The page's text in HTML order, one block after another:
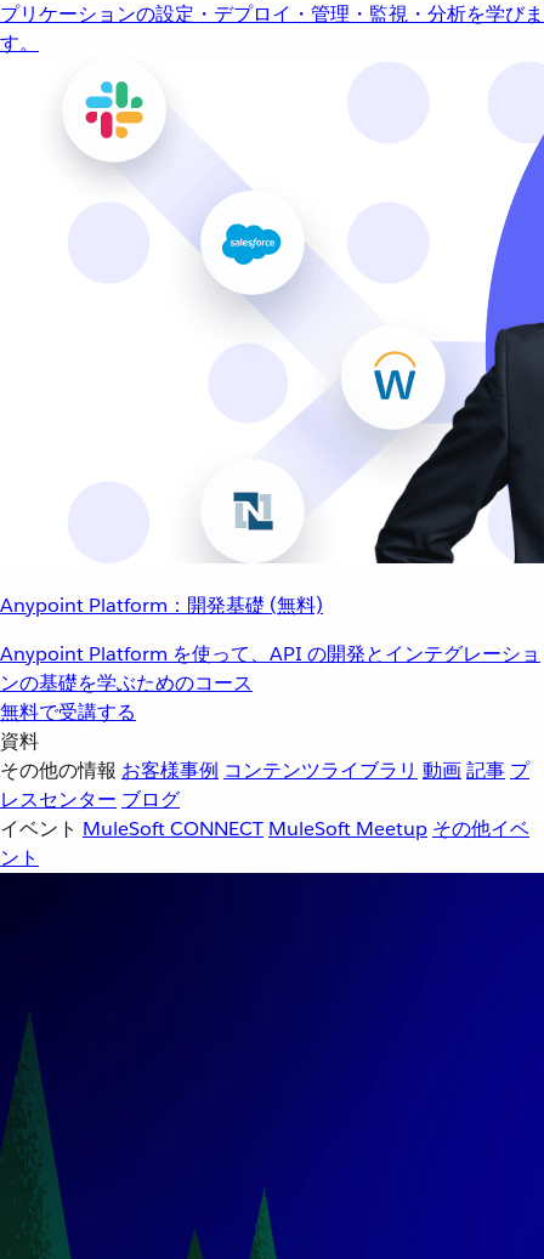
プリケーションの設定・デプロイ・管理・監視・分析を学びま
す。
Anypoint Platform：開発基礎 (無料)
Anypoint Platform を使って、API の開発とインテグレーショ
ンの基礎を学ぶためのコース
無料で受講する
資料
その他の情報 お客様事例 コンテンツライブラリ 動画記事 プ
レスセンター ブログ
イベント MuleSoft CONNECT MuleSoft Meetup その他イベ
ント